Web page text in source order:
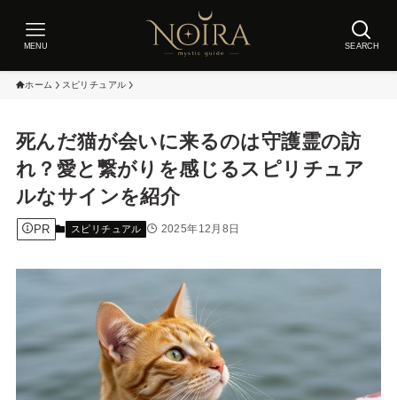
SEARCH
MENU
ホーム スピリチュアル
死んだ猫が会いに来るのは守護霊の訪
れ？愛と繋がりを感じるスピリチュア
ルなサインを紹介
PR スピリチュアル 2025年12月8日